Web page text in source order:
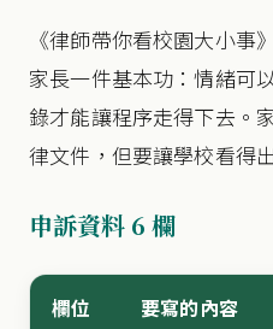
《律師帶你看校園大小事
家長一件基本功：情緒可
錄才能讓程序走得下去。
律文件，但要讓學校看得
申訴資料 6 欄
欄位 要寫的內容